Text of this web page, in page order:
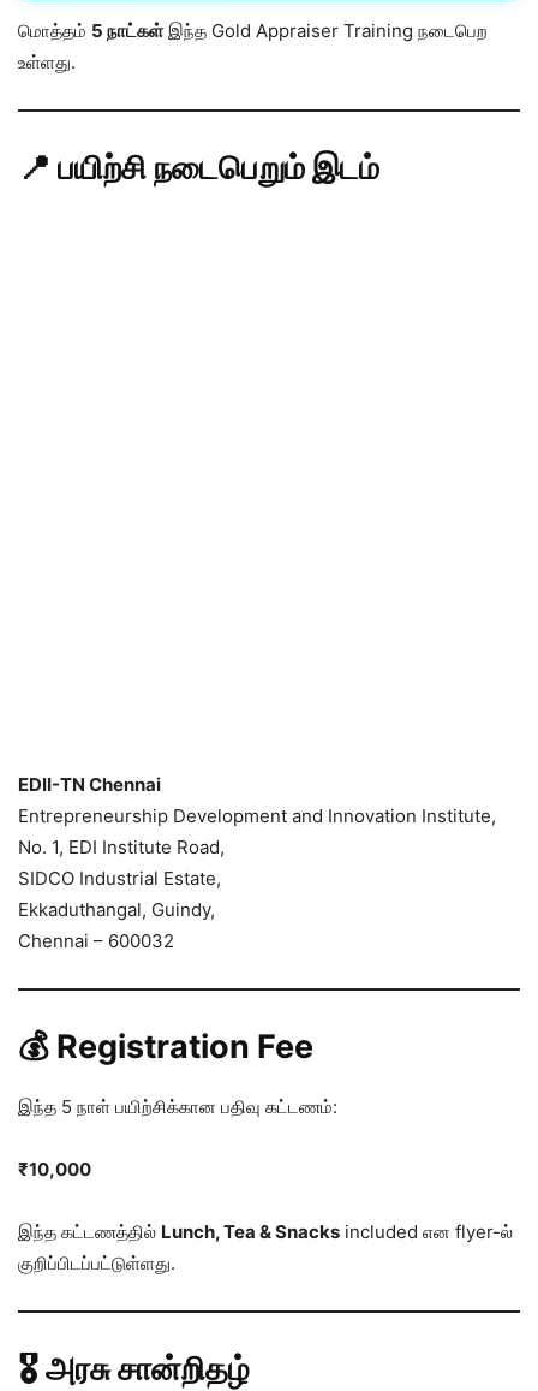
மொத்தம் 5 நாட்கள்இந்த Gold Appraiser Training நடைபெற
உள்ளது.
📍 பயிற்சி நடைபெறும் இடம்
EDII-TN Chennai
Entrepreneurship Development and Innovation Institute,
No. 1, EDI Institute Road,
SIDCO Industrial Estate,
Ekkaduthangal, Guindy,
Chennai – 600032
💰 Registration Fee
இந்த 5 நாள் பயிற்சிக்கான பதிவு கட்டணம்:
₹10,000
இந்த கட்டணத்தில் Lunch, Tea & Snacks included என flyer-ல்
குறிப்பிடப்பட்டுள்ளது.
🎖️ அரசு சான்றிதழ்